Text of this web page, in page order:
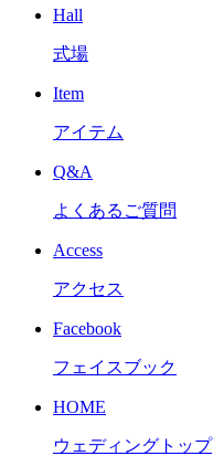
Hall
式場
Item
アイテム
Q&A
よくあるご質問
Access
アクセス
Facebook
フェイスブック
HOME
ウェディングトップ